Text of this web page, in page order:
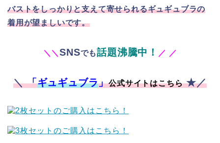
バストをしっかりと支えて寄せられるギュギュブラの
着用が望ましいです。
＼ ＼SNSでも話題沸騰中！ ／ ／
＼「ギュギュブラ」公式サイトはこちら★／